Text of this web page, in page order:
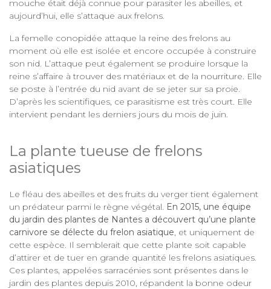
mouche était déjà connue pour parasiter les abeilles, et
aujourd’hui, elle s’attaque aux frelons.
La femelle conopidée attaque la reine des frelons au
moment où elle est isolée et encore occupée à construire
son nid. L’attaque peut également se produire lorsque la
reine s’affaire à trouver des matériaux et de la nourriture. Elle
se poste à l’entrée du nid avant de se jeter sur sa proie.
D’après les scientifiques, ce parasitisme est très court. Elle
intervient pendant les derniers jours du mois de juin.
La plante tueuse de frelons
asiatiques
Le fléau des abeilles et des fruits du verger tient également
un prédateur parmi le règne végétal. En 2015, une équipe
du jardin des plantes de Nantes a découvert qu’une plante
carnivore se délecte du frelon asiatique, et uniquement de
cette espèce. Il semblerait que cette plante soit capable
d’attirer et de tuer en grande quantité les frelons asiatiques.
Ces plantes, appelées sarracénies sont présentes dans le
jardin des plantes depuis 2010, répandent la bonne odeur